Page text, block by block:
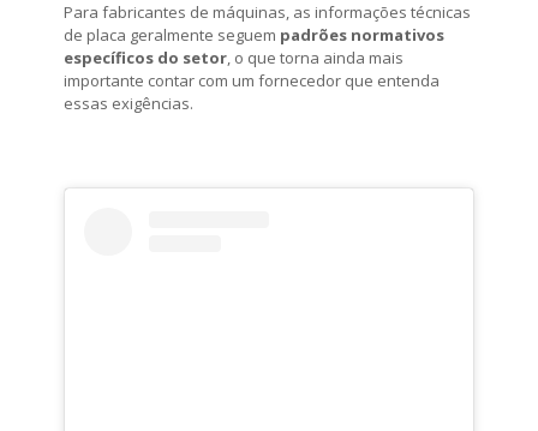
Para fabricantes de máquinas, as informações técnicas
de placa geralmente seguem padrões normativos
específicos do setor, o que torna ainda mais
importante contar com um fornecedor que entenda
essas exigências.